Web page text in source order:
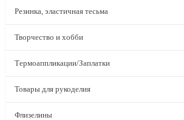
Резинка, эластичная тесьма
Творчество и хобби
Термоаппликации/Заплатки
Товары для рукоделия
Флизелины